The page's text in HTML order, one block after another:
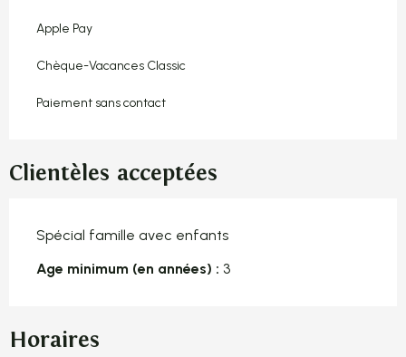
Apple Pay
Chèque-Vacances Classic
Paiement sans contact
Clientèles acceptées
Spécial famille avec enfants
Age minimum (en années) : 3
Horaires